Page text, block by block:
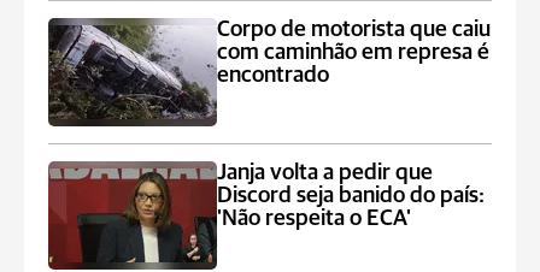
Corpo de motorista que caiu
com caminhão em represa é
encontrado
Janja volta a pedir que
Discord seja banido do país:
'Não respeita o ECA'